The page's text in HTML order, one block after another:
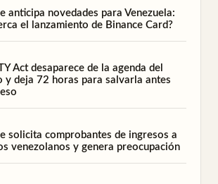
anticipa novedades para Venezuela:
el lanzamiento de Binance Card?
Act desaparece de la agenda del
y deja 72 horas para salvarla antes
solicita comprobantes de ingresos a
venezolanos y genera preocupación